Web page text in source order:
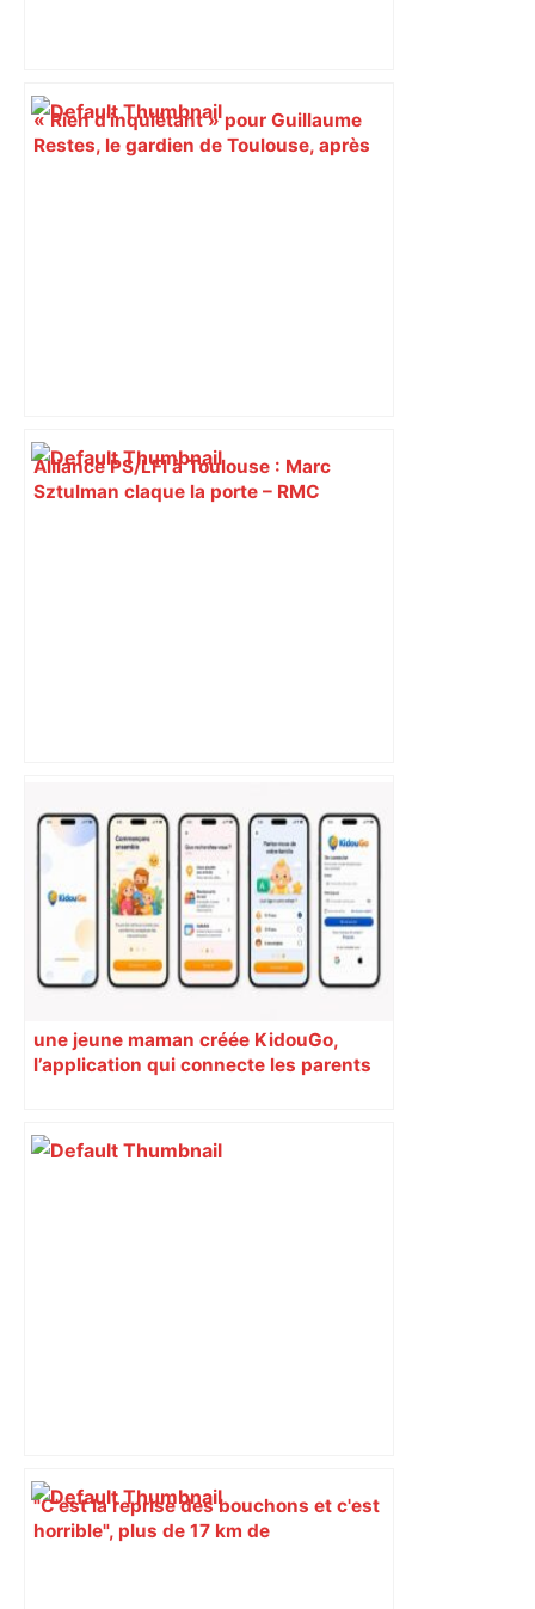
« Rien d'inquiétant » pour Guillaume
Restes, le gardien de Toulouse, après
Alliance PS/LFI à Toulouse : Marc
Sztulman claque la porte – RMC
À Toulouse, la production d'un
paracétamol français prend beaucoup
de retard – La Tribune
une jeune maman créée KidouGo,
l’application qui connecte les parents
"C'est la reprise des bouchons et c'est
horrible", plus de 17 km de